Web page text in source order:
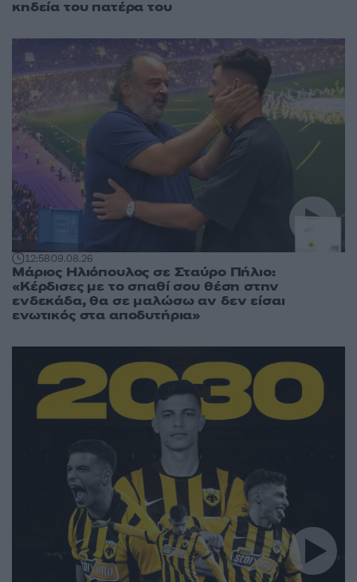
κηδεία του πατέρα του
12:5809.08.26
Μάριος Ηλιόπουλος σε Σταύρο Πήλιο:
«Κέρδισες με το σπαθί σου θέση στην
ενδεκάδα, θα σε μαλώσω αν δεν είσαι
ενωτικός στα αποδυτήρια»